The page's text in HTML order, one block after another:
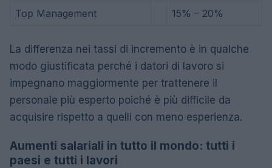
Top Management 15% – 20%
La differenza nei tassi di incremento è in qualche
modo giustificata perché i datori di lavoro si
impegnano maggiormente per trattenere il
personale più esperto poiché è più difficile da
acquisire rispetto a quelli con meno esperienza.
Aumenti salariali in tutto il mondo: tutti i
paesi e tutti i lavori